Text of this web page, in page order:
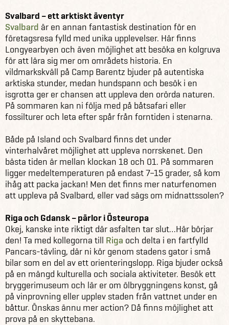
Svalbard – ett arktiskt äventyr
Svalbard är en annan fantastisk destination för en
företagsresa fylld med unika upplevelser. Här finns
Longyearbyen och även möjlighet att besöka en kolgruva
för att lära sig mer om områdets historia. En
vildmarkskväll på Camp Barentz bjuder på autentiska
arktiska stunder, medan hundspann och besök i en
isgrotta ger er chansen att uppleva den orörda naturen.
På sommaren kan ni följa med på båtsafari eller
fossilturer och leta efter spår från forntiden i stenarna.
Både på Island och Svalbard finns det under
vinterhalvåret möjlighet att uppleva norrskenet. Den
bästa tiden är mellan klockan 18 och 01. På sommaren
ligger medeltemperaturen på endast 7–15 grader, så kom
ihåg att packa jackan! Men det finns mer naturfenomen
att uppleva på Svalbard, eller vad sägs om midnattssolen?
Riga och Gdansk – pärlor i Östeuropa
Okej, kanske inte riktigt där asfalten tar slut…Här börjar
den! Ta med kollegorna till Riga och delta i en fartfylld
Pancars-tävling, där ni kör genom stadens gator i små
bilar som en del av ett orienteringslopp. Riga bjuder också
på en mängd kulturella och sociala aktiviteter. Besök ett
bryggerimuseum och lär er om ölbryggningens konst, gå
på vinprovning eller upplev staden från vattnet under en
båttur. Önskas ännu mer action? Då finns möjlighet att
prova på en skyttebana.